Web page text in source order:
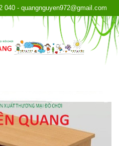
040 - quangnguyen972@gmail.com